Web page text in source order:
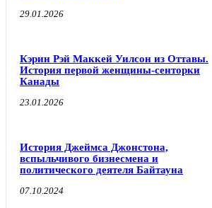
29.01.2026
Кэрин Рэй Маккей Уилсон из Оттавы.
История первой женщины-сенторки
Канады
23.01.2026
История Джеймса Джонстона,
вспыльчивого бизнесмена и
политического деятеля Байтауна
07.10.2024